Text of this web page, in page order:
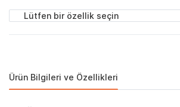
Ürün Bilgileri ve Özellikleri